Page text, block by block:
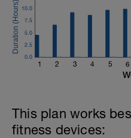
Vuelta a la calma,
1 2 3 4 5 6
0.0
2.5
5.0
7.5
10.0
This plan works
fitness devices: